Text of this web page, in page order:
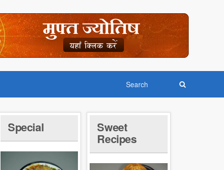
Special Sweet
Recipes